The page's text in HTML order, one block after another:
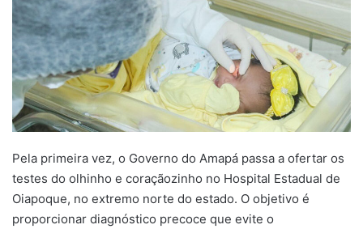
Pela primeira vez, o Governo do Amapá passa a ofertar os
testes do olhinho e coraçãozinho no Hospital Estadual de
Oiapoque, no extremo norte do estado. O objetivo é
proporcionar diagnóstico precoce que evite o